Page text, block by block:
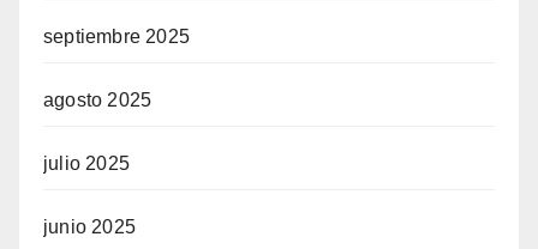
septiembre 2025
agosto 2025
julio 2025
junio 2025